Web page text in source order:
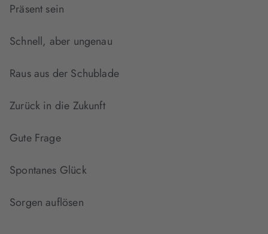
Präsent sein
Schnell, aber ungenau
Raus aus der Schublade
Zurück in die Zukunft
Gute Frage
Spontanes Glück
Sorgen auflösen